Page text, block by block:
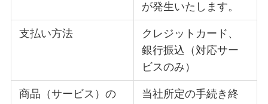
が発生いたします。
支払い方法
クレジットカード、
銀行振込（対応サー
ビスのみ）
商品（サービス）の
当社所定の手続き終